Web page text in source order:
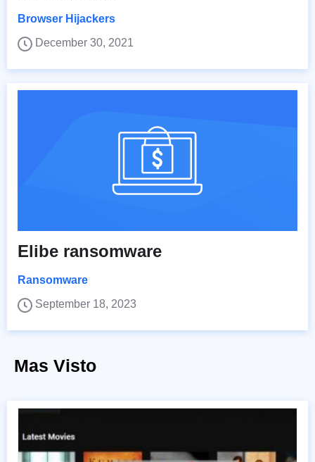
Browser Hijackers
December 30, 2021
Elibe ransomware
Ransomware
September 18, 2023
Mas Visto